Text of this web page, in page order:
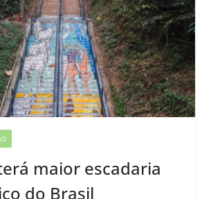
maior escadaria
do Brasil